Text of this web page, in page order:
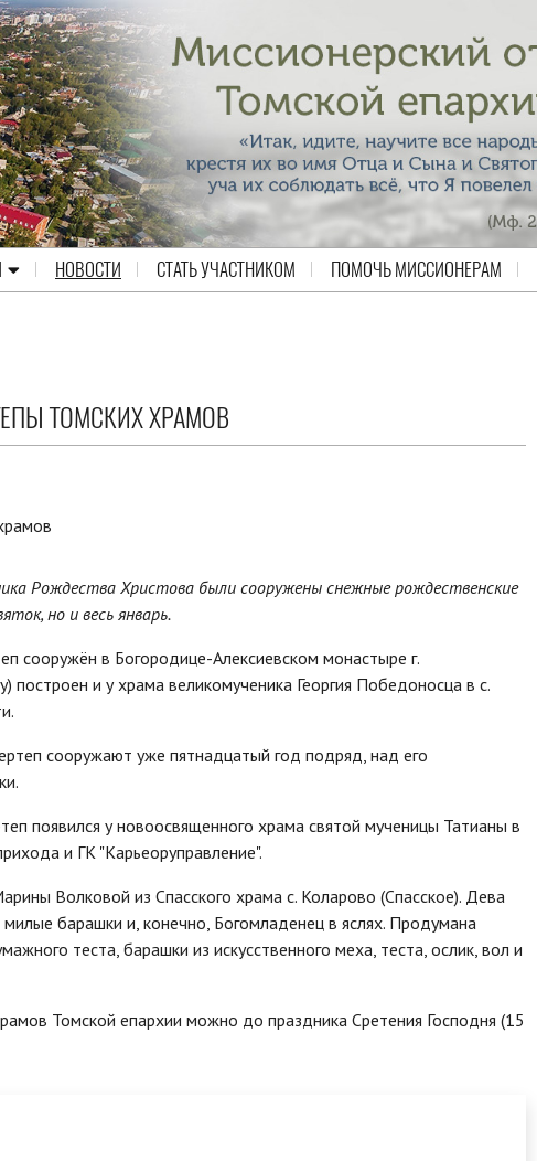
НОВОСТИ СТАТЬ УЧАСТНИКОМ ПОМОЧЬ МИССИОНЕРАМ
ТОМСКИХ ХРАМОВ
Рождества Христова были сооружены снежные рождественские
но и весь январь.
сооружён в Богородице-Алексиевском монастыре г.
построен и у храма великомученика Георгия Победоносца в с.
сооружают уже пятнадцатый год подряд, над его
появился у новоосвященного храма святой мученицы Татианы в
и ГК "Карьеоруправление".
Волковой из Спасского храма с. Коларово (Спасское). Дева
барашки и, конечно, Богомладенец в яслях. Продумана
теста, барашки из искусственного меха, теста, ослик, вол и
Томской епархии можно до праздника Сретения Господня (15